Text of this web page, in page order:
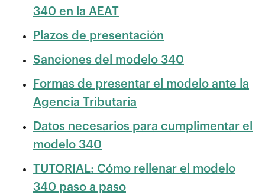
340 en la AEAT
Plazos de presentación
Sanciones del modelo 340
Formas de presentar el modelo ante la
Agencia Tributaria
Datos necesarios para cumplimentar el
modelo 340
TUTORIAL: Cómo rellenar el modelo
340 paso a paso